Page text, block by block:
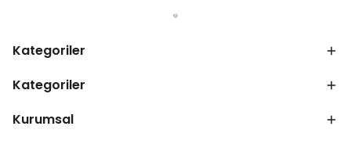
Kategoriler
Kategoriler
Kurumsal